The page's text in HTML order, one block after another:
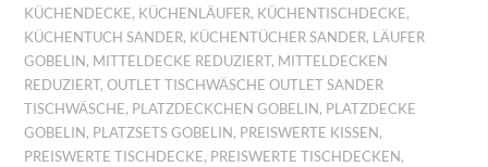
KÜCHENDECKE, KÜCHENLÄUFER, KÜCHENTISCHDECKE,
KÜCHENTUCH SANDER, KÜCHENTÜCHER SANDER, LÄUFER
GOBELIN , MITTELDECKE REDUZIERT, MITTELDECKEN
REDUZIERT,OUTLET TISCHWÄSCHE OUTLET SANDER
TISCHWÄSCHE, PLATZDECKCHEN GOBELIN , PLATZDECKE
GOBELIN , PLATZSETS GOBELIN , PREISWERTE KISSEN ,
PREISWERTE TISCHDECKE, PREISWERTE TISCHDECKEN ,